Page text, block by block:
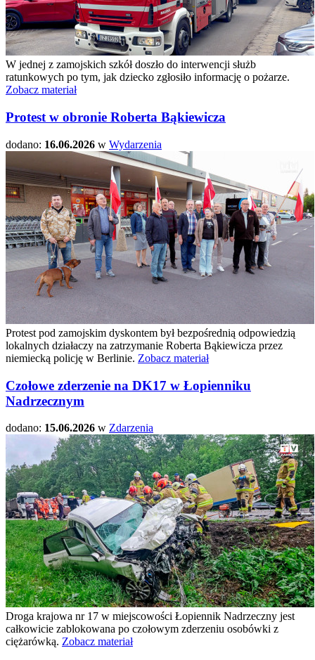
W jednej z zamojskich szkół doszło do interwencji służb
ratunkowych po tym, jak dziecko zgłosiło informację o pożarze.
Zobacz materiał
Protest w obronie Roberta Bąkiewicza
dodano: 16.06.2026 w Wydarzenia
Protest pod zamojskim dyskontem był bezpośrednią odpowiedzią
lokalnych działaczy na zatrzymanie Roberta Bąkiewicza przez
niemiecką policję w Berlinie. Zobacz materiał
Czołowe zderzenie na DK17 w Łopienniku
Nadrzecznym
dodano: 15.06.2026 w Zdarzenia
Droga krajowa nr 17 w miejscowości Łopiennik Nadrzeczny jest
całkowicie zablokowana po czołowym zderzeniu osobówki z
ciężarówką. Zobacz materiał